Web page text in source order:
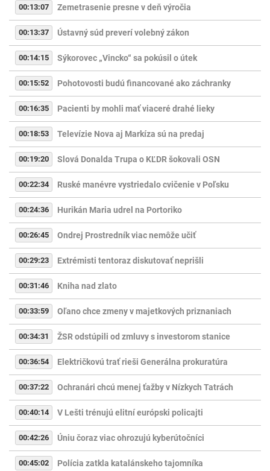
00:13:07 Zemetrasenie presne v deň výročia
00:13:37 Ústavný súd preverí volebný zákon
00:14:15 Sýkorovec „Vincko“ sa pokúsil o útek
00:15:52 Pohotovosti budú financované ako záchranky
00:16:35 Pacienti by mohli mať viaceré drahé lieky
00:18:53 Televízie Nova aj Markíza sú na predaj
00:19:20 Slová Donalda Trupa o KĽDR šokovali OSN
00:22:34 Ruské manévre vystriedalo cvičenie v Poľsku
00:24:36 Hurikán Maria udrel na Portoriko
00:26:45 Ondrej Prostredník viac nemôže učiť
00:29:23 Extrémisti tentoraz diskutovať neprišli
00:31:46 Kniha nad zlato
00:33:59 Oľano chce zmeny v majetkových priznaniach
00:34:31 ŽSR odstúpili od zmluvy s investorom stanice
00:36:54 Električkovú trať rieši Generálna prokuratúra
00:37:22 Ochranári chcú menej ťažby v Nízkych Tatrách
00:40:14 V Lešti trénujú elitní európski policajti
00:42:26 Úniu čoraz viac ohrozujú kyberútočníci
00:45:02 Polícia zatkla katalánskeho tajomníka